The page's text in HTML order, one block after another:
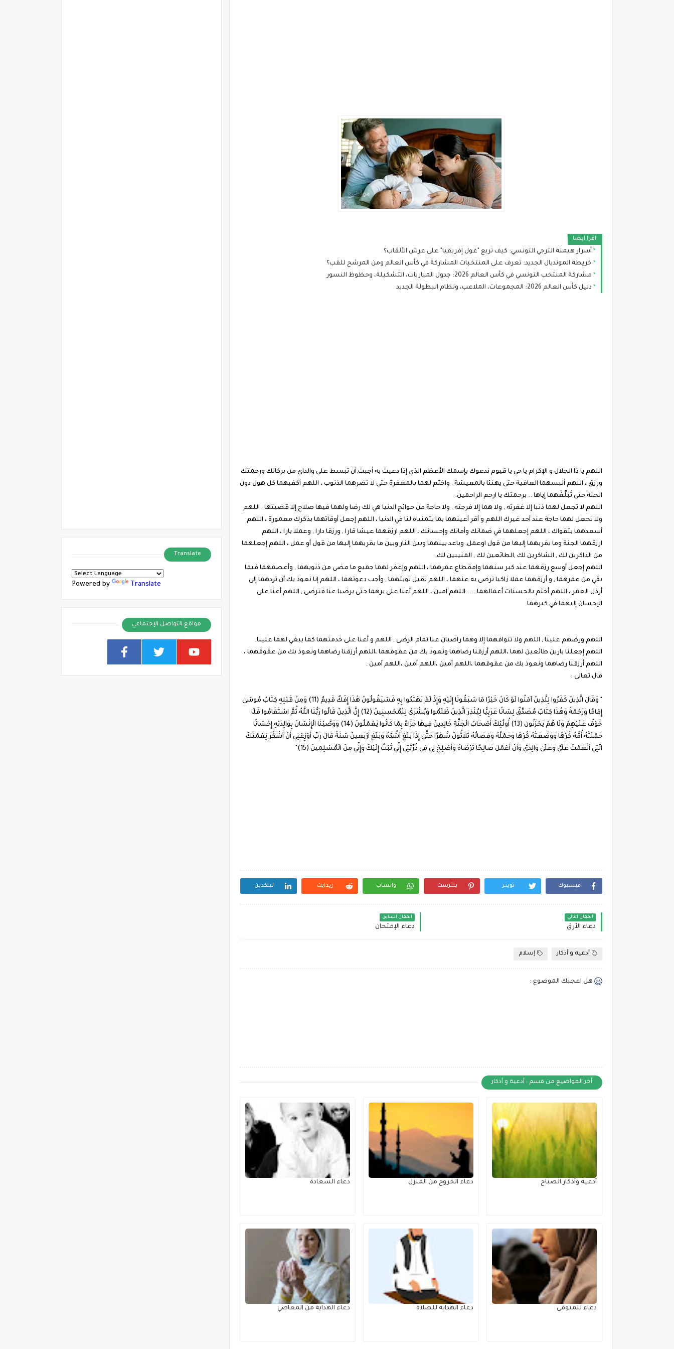
اقرا ايضا
أسرار هيمنة الترجي التونسي: كيف تربع "غول إفريقيا" على عرش الألقاب؟
خريطة المونديال الجديد: تعرف على المنتخبات المشاركة في كأس العالم ومن المرشح للقب؟
مشاركة المنتخب التونسي في كأس العالم 2026: جدول المباريات، التشكيلة، وحظوظ النسور
دليل كأس العالم 2026: المجموعات، الملاعب، ونظام البطولة الجديد
اللهم يا ذا الجلال و الإكرام يا حي يا قيوم ندعوك بإسمك الأعظم الذي إذا دعيت به أجبت,أن تبسط على والداي من بركاتك ورحمتك
ورزق ، اللهم ألبسهما العافية حتى يهنئا بالمعيشة , واختم لهما بالمغفرة حتى لا تضرهما الذنوب ، اللهم أكفيهما كل هول دون
الجنة حتى تُبَلِّغْهما إياها .. برحمتك يا ارحم الراحمين.
اللهم لا تجعل لهما ذنبا إلا غفرته , ولا هما إلا فرجته , ولا حاجة من حوائج الدنيا هي لك رضا ولهما فيها صلاح إلا قضيتها , اللهم
ولا تجعل لهما حاجة عند أحد غيرك اللهم و أقر أعينهما بما يتمنياه لنا في الدنيا ، اللهم إجعل أوقاتهما بذكرك معمورة ، اللهم
أسعدهما بتقواك ، اللهم إجعلهما في ضمانك وأمانك وإحسانك ، اللهم ارزقهما عيشا قارا , ورزقا دارا , وعملا بارا ، اللهم
ارزقهما الجنة وما يقربهما إليها من قول اوعمل, وباعد بينهما وبين النار وبين ما يقربهما إليها من قول أو عمل ، اللهم إجعلهما
من الذاكرين لك , الشاكرين لك ,الطائعين لك , المنيبين لك.
اللهم إجعل أوسع رزقهما عند كبر سنهما وإمقطاع عمرهما ، اللهم وإغفر لهما جميع ما مضى من ذنوبهما , وأعصمهما فيما
بقي من عمرهما , و أرزقهما عملا زاكيا ترضى به عنهما ، اللهم تقبل توبتهما , وأجب دعوتهما ، اللهم إنا نعوذ بك أن تردهما إلى
أرذل العمر ، اللهم أختم بالحسنات أعمالهما..... اللهم آمين ، اللهم أعنا على برهما حتى يرضيا عنا فترضى , اللهم أعنا على
الإحسان إليهما في كبرهما
اللهم ورضهم علينا , اللهم ولا تتوافهما إلا وهما راضيان عنا تمام الرضى , اللهم و أعنا على خدمتهما كما يبغي لهما علينا,
اللهم إجعلنا بارين طائعين لهما ،اللهم أرزقنا رضاهما ونعوذ بك من عقوقهما ،اللهم أرزقنا رضاهما ونعوذ بك من عقوقهما ،
اللهم أرزقنا رضاهما ونعوذ بك من عقوقهما ،اللهم آمين ،اللهم آمين ،اللهم آمين .
قال تعالى :
" وَقَالَ الَّذِينَ كَفَرُوا لِلَّذِينَ آمَنُوا لَوْ كَانَ خَيْرًا مَا سَبَقُونَا إِلَيْهِ وَإِذْ لَمْ يَهْتَدُوا بِهِ فَسَيَقُولُونَ هَٰذَا إِفْكٌ قَدِيمٌ (11) وَمِنْ قَبْلِهِ كِتَابُ مُوسَىٰ
إِمَامًا وَرَحْمَةً وَهَٰذَا كِتَابٌ مُصَدِّقٌ لِسَانًا عَرَبِيًّا لِيُنْذِرَ الَّذِينَ ظَلَمُوا وَبُشْرَىٰ لِلْمُحْسِنِينَ (12) إِنَّ الَّذِينَ قَالُوا رَبُّنَا اللَّهُ ثُمَّ اسْتَقَامُوا فَلَا
خَوْفٌ عَلَيْهِمْ وَلَا هُمْ يَحْزَنُون (13) أُولَٰئِكَ أَصْحَابُ الْجَنَّةِ خَالِدِينَ فِيهَا جَزَاءً بِمَا كَانُوا يَعْمَلُونَ (14) وَوَصَّيْنَا الْإِنْسَانَ بِوَالِدَيْهِ إِحْسَانًا
حَمَلَتْهُ أُمُّهُ كُرْهًا وَوَضَعَتْهُ كُرْهًا وَحَمْلُهُ وَفِصَالُهُ ثَلاَثُونَ شَهْرًا حَتَّىٰ إِذَا بَلَغَ أَشُدَّهُ وَبَلَغَ أَرْبَعِينَ سَنَةً قَالَ رَبِّ أَوْزِعْنِي أَنْ أَشْكُرَ نِعْمَتَكَ
الَّتِي أَنْعَمْتَ عَلَيَّ وَعَلَىٰ وَالِدَيَّ وَأَنْ أَعْمَلَ صَالِحًا تَرْضَاهُ وَأَصْلِحْ لِي فِي ذُرِّيَّتِي إِنِّي تُبْتُ إِلَيْكَ وَإِنِّي مِنَ الْمُسْلِمِينَ (15)"
فيسبوك تويتر بنترست واتساب ريدايت لينكدين
المقال التالي
دعاء الأرق
المقال السابق
دعاء الإمتحان
أدعية و أذكار إسلام
هل اعجبك الموضوع :
أخر المواضيع من قسم : أدعية و أذكار
أدعية وأذكار الصباح دعاء الخروج من المنزل دعاء السعادة
دعاء للمتوفى دعاء الهداية للصلاة دعاء الهداية من المعاصي
Translate
Powered by Translate
مواقع التواصل الإجتماعي